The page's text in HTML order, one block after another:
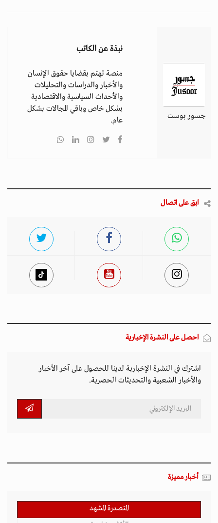
جسور بوست
نبذة عن الكاتب
منصة تهتم بقضايا حقوق الإنسان
والأخبار والدراسات والتحليلات
والأحداث السياسية والاقتصادية
بشكل خاص وباقي المجالات بشكل
عام.
ابق على اتصال
احصل على النشرة الإخبارية
اشترك في النشرة الإخبارية لدينا للحصول على آخر الأخبار
والأخبار الشعبية والتحديثات الحصرية.
أخبار مميزة
المتصدرة المشهد